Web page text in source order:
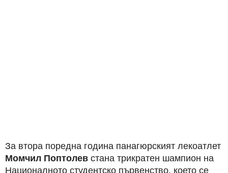
За втора поредна година панагюрският лекоатлет
Момчил Поптолев стана трикратен шампион на
Националното студентско първенство, което се